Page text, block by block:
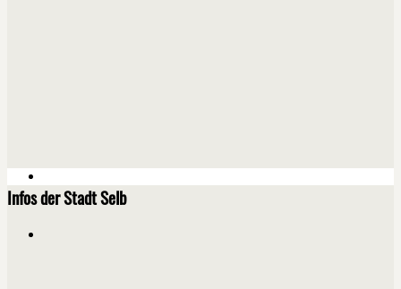
Infos der Stadt Selb